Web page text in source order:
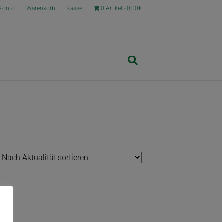
Warenkorb Kasse 0 Artikel 0,00€